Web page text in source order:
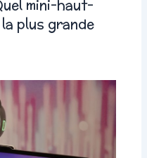
mini-haut-
plus grande